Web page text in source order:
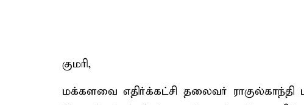
குமரி,
மக்களவை எதிர்க்கட்சி தலைவர் ராகுல்காந்தி